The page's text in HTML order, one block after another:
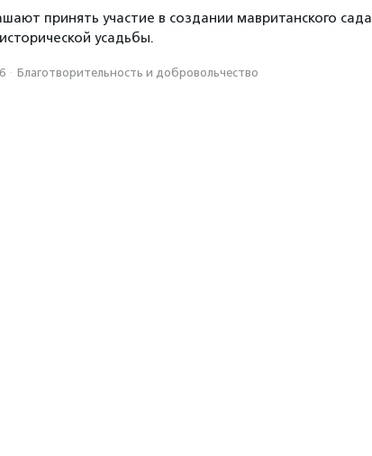
принять участие в создании мавританского сада
усадьбы.
· Благотвори­тель­ность и доброволь­чест­во